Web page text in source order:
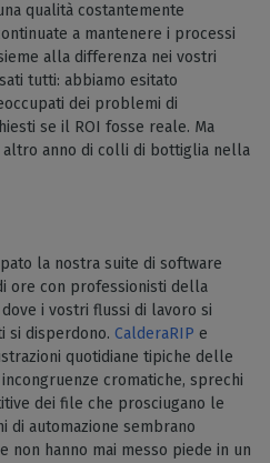
qualità costantemente
a mantenere i processi
alla differenza nei vostri
tutti: abbiamo esitato
dei problemi di
se il ROI fosse reale. Ma
altro anno di colli di bottiglia nella
la nostra suite di software
ore con professionisti della
i vostri flussi di lavoro si
si disperdono. CalderaRIP e
quotidiane tipiche delle
cromatiche, sprechi
dei file che prosciugano le
di automazione sembrano
non hanno mai messo piede in un